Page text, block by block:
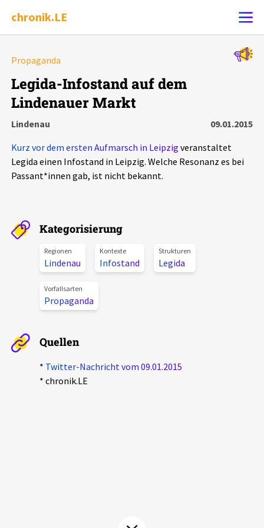
chronik.LE
Chronik
Leipziger Zustände
Phänomene
Alle Beiträge
Veranstaltungen
Podcasts
Projektbeschreibung
Kontakt
Propaganda
Legida-Infostand auf dem
Lindenauer Markt
Lindenau
09.01.2015
Kurz vor dem ersten Aufmarsch in Leipzig veranstaltet
Legida einen Infostand in Leipzig. Welche Resonanz es bei
Passant*innen gab, ist nicht bekannt.
Kategorisierung
Regionen
Lindenau
Kontexte
Infostand
Strukturen
Legida
Vorfallsarten
Propaganda
Quellen
* Twitter-Nachricht vom 09.01.2015
* chronik.LE
Alle Ereignisse
Ereignisse
Ereignisse Statistik